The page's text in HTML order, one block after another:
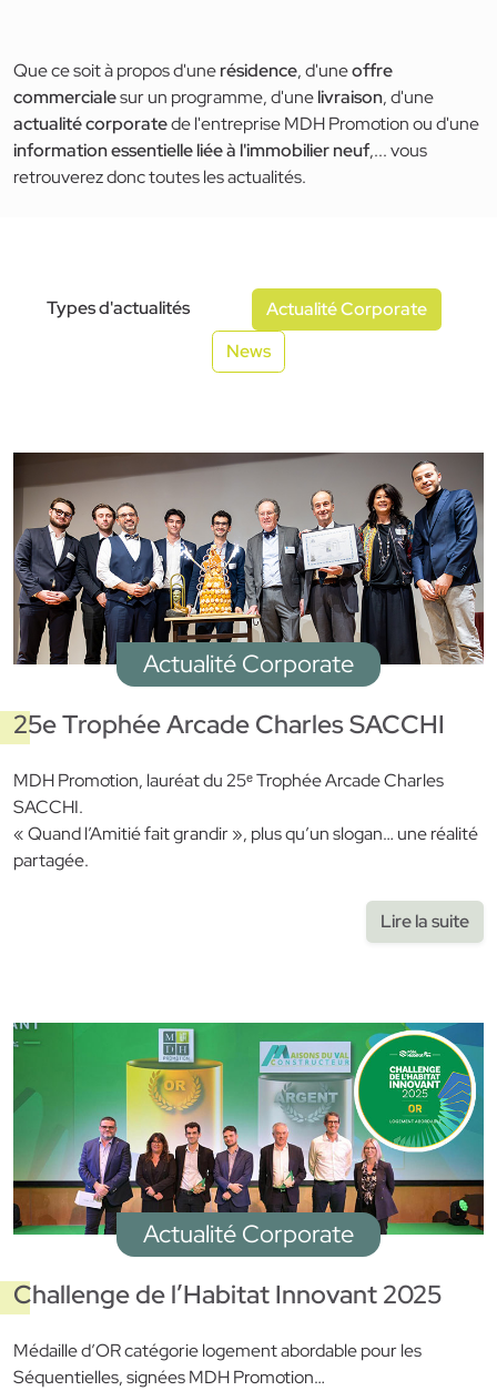
Que ce soit à propos d'unerésidence, d'uneoffre
commercialesur un programme, d'unelivraison, d'une
actualité corporatede l'entreprise MDH Promotion ou d'une
information essentielle liée à l'immobilier neuf,... vous
retrouverez donc toutes les actualités.
Types d'actualités
Actualité Corporate
News
Actualité Corporate
25e Trophée Arcade Charles SACCHI
MDH Promotion, lauréat du 25ᵉ Trophée Arcade Charles
SACCHI.
« Quand l’Amitié fait grandir », plus qu’un slogan… une réalité
partagée.
Lire la suite
Actualité Corporate
Challenge de l’Habitat Innovant 2025
Médaille d’OR catégorie logement abordable pour les
Séquentielles, signées MDH Promotion…